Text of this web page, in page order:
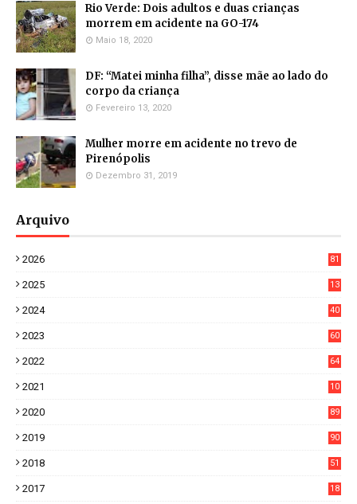
Rio Verde: Dois adultos e duas crianças
morrem em acidente na GO-174
Maio 18, 2020
DF: “Matei minha filha”, disse mãe ao lado do
corpo da criança
Fevereiro 13, 2020
Mulher morre em acidente no trevo de
Pirenópolis
Dezembro 31, 2019
Arquivo
2026
81
2025
13
2024
40
2023
60
2022
64
2021
10
2020
89
2019
90
2018
51
2017
18